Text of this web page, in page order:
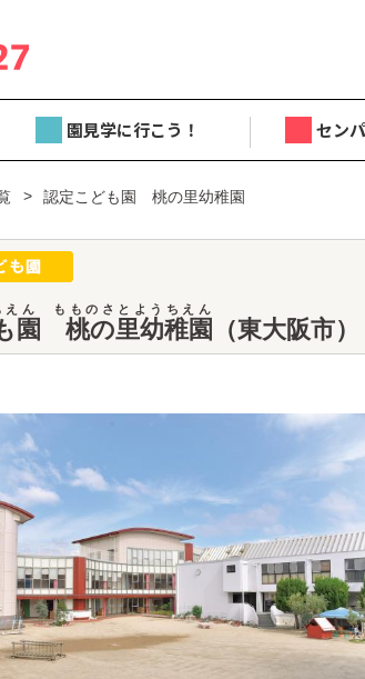
園見学に行こう！ セン
認定こども園 桃の里幼稚園
園 桃の里幼稚園
えん もものさとようちえん
（東大阪市）